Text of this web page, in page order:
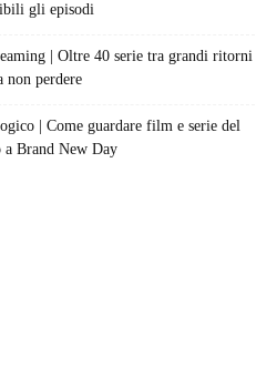
gli episodi
| Oltre 40 serie tra grandi ritorni
non perdere
| Come guardare film e serie del
a Brand New Day